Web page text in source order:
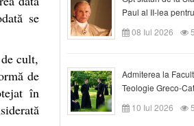
se
cult,
de
în
Paul al II-lea
creștin
08 Iul 2026
Admiterea la
Teologie Greco-
Departamentul Blaj
universitar 2026/
10 Iul 2026